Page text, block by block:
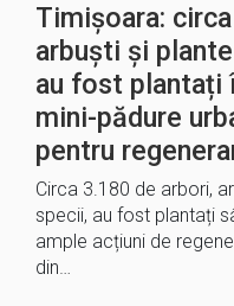
Timișoara:
arbuști și
au fost plantați
mini-pădure
pentru
Circa 3.180 de arbori,
specii, au fost plantați
ample acțiuni de
din…